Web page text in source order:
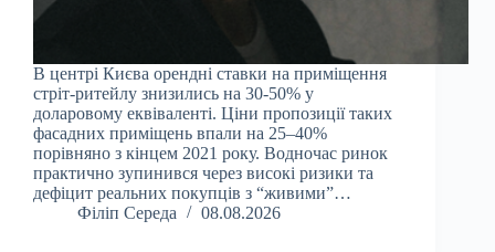
В центрі Києва орендні ставки на приміщення
стріт-ритейлу знизились на 30-50% у
доларовому еквіваленті. Ціни пропозиції таких
фасадних приміщень впали на 25–40%
порівняно з кінцем 2021 року. Водночас ринок
практично зупинився через високі ризики та
дефіцит реальних покупців з “живими”…
Філіп Середа
08.08.2026